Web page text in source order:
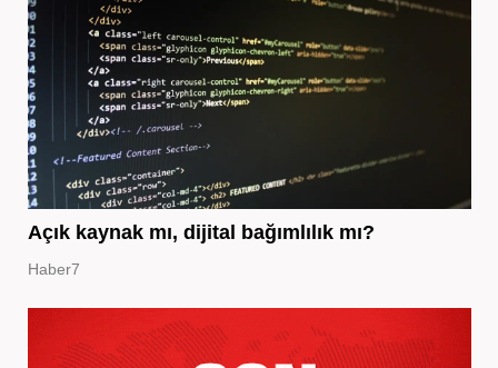
Açık kaynak mı, dijital bağımlılık mı?
Haber7